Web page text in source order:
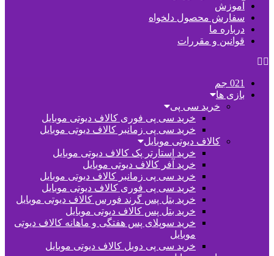
آموزش
سفارش محصول دلخواه
درباره ما
قوانین و مقررات
021 جم
بازی ها
خرید سی پی
خرید سی پی فوری کالاف دیوتی موبایل
خرید سی پی زمانبر کالاف دیوتی موبایل
کالاف دیوتی موبایل
خرید استارتر پک کالاف دیوتی موبایل
خرید آفر کالاف دیوتی موبایل
خرید سی پی زمانبر کالاف دیوتی موبایل
خرید سی پی فوری کالاف دیوتی موبایل
خرید بتل پس گرند فورس کالاف دیوتی موبایل
خرید بتل پس کالاف دیوتی موبایل
خرید سوپلای پس هفتگی و ماهانه کالاف دیوتی
موبایل
خرید سی پی دوبل کالاف دیوتی موبایل